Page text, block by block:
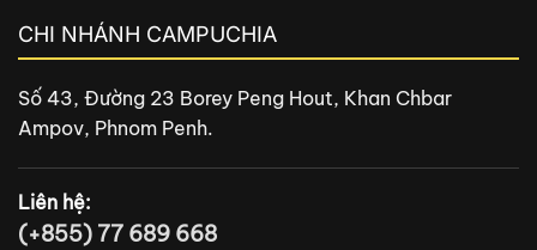
CHI NHÁNH CAMPUCHIA
Số 43, Đường 23 Borey Peng Hout, Khan Chbar
Ampov, Phnom Penh.
Liên hệ:
(+855) 77 689 668